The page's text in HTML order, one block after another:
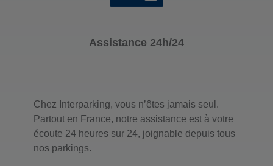
Assistance 24h/24
Chez Interparking, vous n’êtes jamais seul.
Partout en France, notre assistance est à votre
écoute 24 heures sur 24, joignable depuis tous
nos parkings.